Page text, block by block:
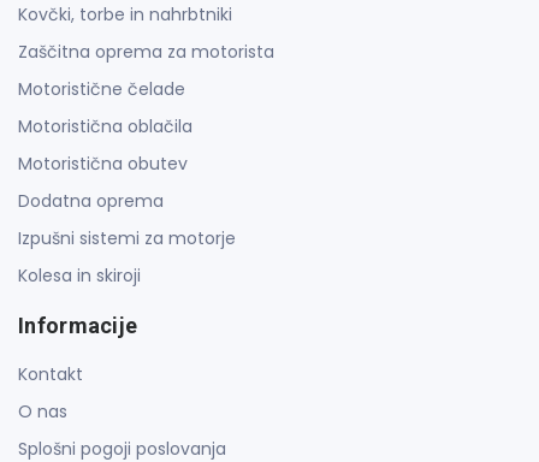
Kovčki, torbe in nahrbtniki
Zaščitna oprema za motorista
Motoristične čelade
Motoristična oblačila
Motoristična obutev
Dodatna oprema
Izpušni sistemi za motorje
Kolesa in skiroji
Informacije
Kontakt
O nas
Splošni pogoji poslovanja